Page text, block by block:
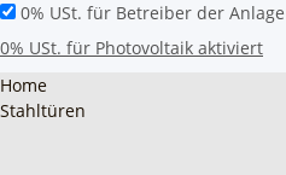
0% USt. für Betreiber der
0% USt. für Photovoltaik aktiviert
Home
Stahltüren